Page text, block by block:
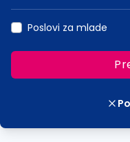
Poslovi za mlade